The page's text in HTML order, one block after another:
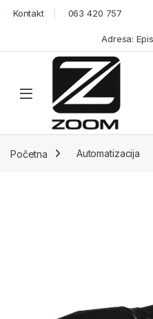
Skip to navigation
Skip to content
Kontakt 063 420 757
Adresa:
Open
Početna Automatizacija